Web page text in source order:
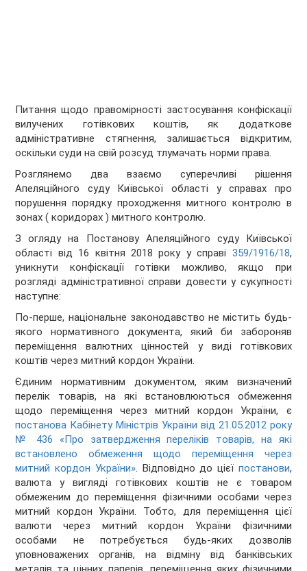
Питання щодо правомірності застосування конфіскації
вилучених готівкових коштів, як додаткове
адміністративне стягнення, залишається відкритим,
оскільки суди на свій розсуд тлумачать норми права.
Розглянемо два взаємо суперечливі рішення
Апеляційного суду Київської області у справах про
порушення порядку проходження митного контролю в
зонах ( коридорах ) митного контролю.
З огляду на Постанову Апеляційного суду Київської
області від 16 квітня 2018 року у справі 359/1916/18,
уникнути конфіскації готівки можливо, якщо при
розгляді адміністративної справи довести у сукупності
наступне:
По-перше, національне законодавство не містить будь-
якого нормативного документа, який би забороняв
переміщення валютних цінностей у виді готівкових
коштів через митний кордон України.
Єдиним нормативним документом, яким визначений
перелік товарів, на які встановлюються обмеження
щодо переміщення через митний кордон України, є
постанова Кабінету Міністрів України від 21.05.2012 року
№ 436 «Про затвердження переліків товарів, на які
встановлено обмеження щодо переміщення через
митний кордон України». Відповідно до цієї постанови,
валюта у вигляді готівкових коштів не є товаром
обмеженим до переміщення фізичними особами через
митний кордон України. Тобто, для переміщення цієї
валюти через митний кордон України фізичними
особами не потребується будь-яких дозволів
уповноважених органів, на відміну від банківських